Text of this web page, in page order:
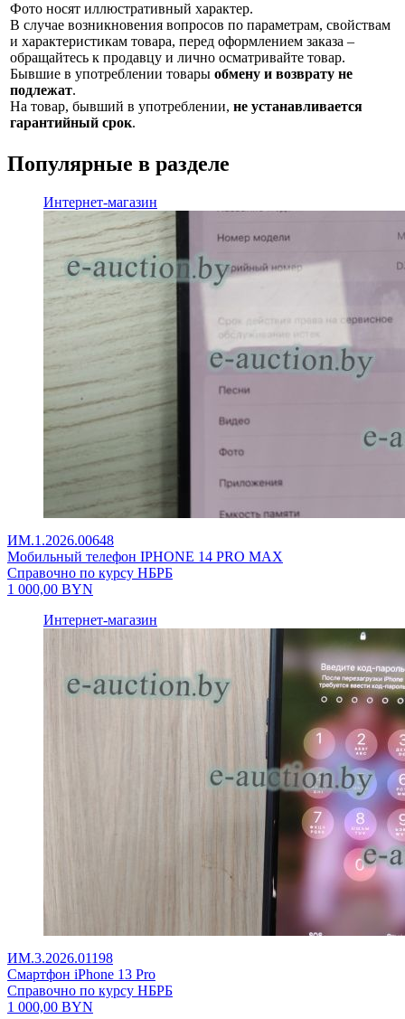
Фото носят иллюстративный характер.
В случае возникновения вопросов по параметрам, свойствам
и характеристикам товара, перед оформлением заказа –
обращайтесь к продавцу и лично осматривайте товар.
Бывшие в употреблении товары обмену и возврату не
подлежат.
На товар, бывший в употреблении, не устанавливается
гарантийный срок.
Популярные в разделе
Интернет-магазин
ИМ.1.2026.00648
Мобильный телефон IPHONE 14 PRO MAX
Справочно по курсу НБРБ
1 000,00 BYN
Интернет-магазин
ИМ.3.2026.01198
Смартфон iPhone 13 Pro
Справочно по курсу НБРБ
1 000,00 BYN